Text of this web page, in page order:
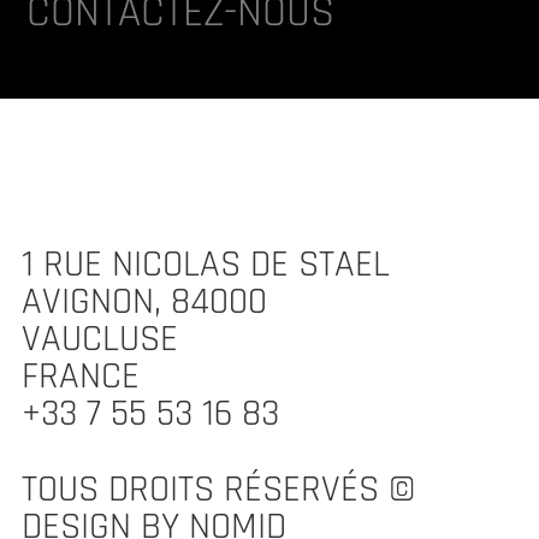
CONTACTEZ-NOUS
1 RUE NICOLAS DE STAEL
AVIGNON, 84000
VAUCLUSE
FRANCE
+33 7 55 53 16 83
TOUS DROITS RÉSERVÉS ©
DESIGN BY NOMID